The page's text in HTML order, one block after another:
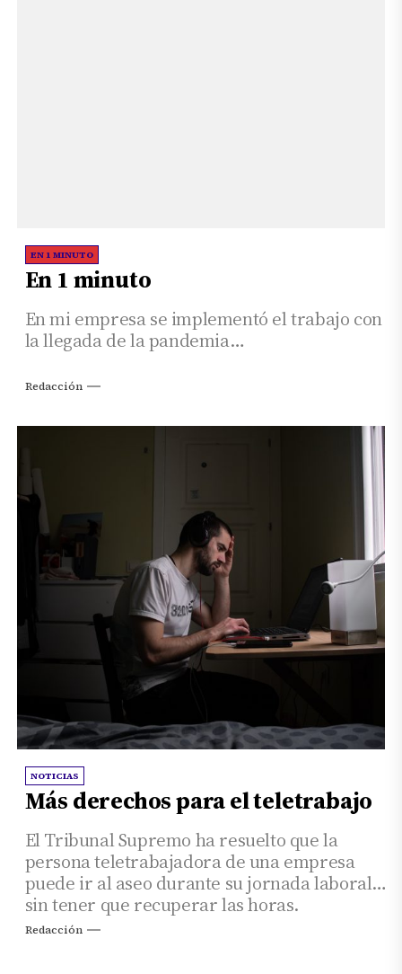
EN 1 MINUTO
En 1 minuto
En mi empresa se implementó el trabajo con
la llegada de la pandemia…
Redacción
NOTICIAS
Más derechos para el teletrabajo
El Tribunal Supremo ha resuelto que la
persona teletrabajadora de una empresa
puede ir al aseo durante su jornada laboral
sin tener que recuperar las horas.
Redacción